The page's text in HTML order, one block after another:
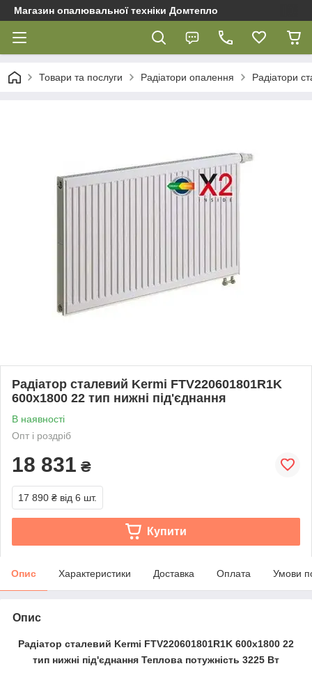
Магазин опалювальної техніки Домтепло
Товари та послуги Радіатори опалення Радіатори
Радіатор сталевий Kermi FTV220601801R1K
600x1800 22 тип нижні під'єднання
В наявності
Опт і роздріб
18 831 ₴
17 890 ₴ від 6 шт.
Купити
Опис Характеристики Доставка Оплата Умови
Опис
Радіатор сталевий Kermi FTV220601801R1K 600x1800 22
тип нижні під'єднання Теплова потужність 3225 Вт